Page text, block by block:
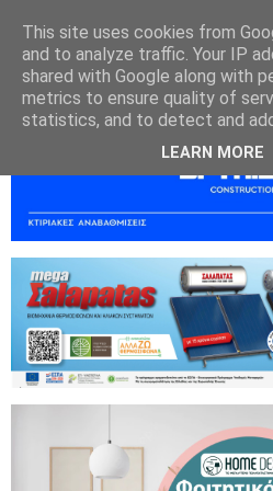
This site uses cookies from
and to analyze traffic. Your IP
shared with Google along with
metrics to ensure quality of
statistics, and to detect and
LEARN MORE